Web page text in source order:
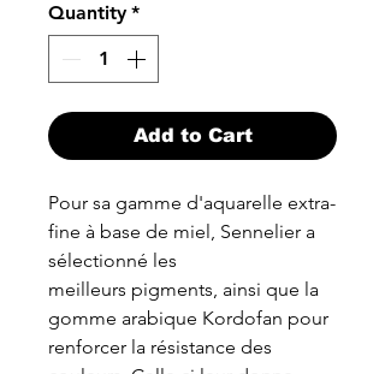
Quantity *
Add to Cart
Pour sa gamme d'aquarelle extra-
fine à base de miel, Sennelier a
sélectionné les
meilleurs pigments, ainsi que la
gomme arabique Kordofan pour
renforcer la résistance des